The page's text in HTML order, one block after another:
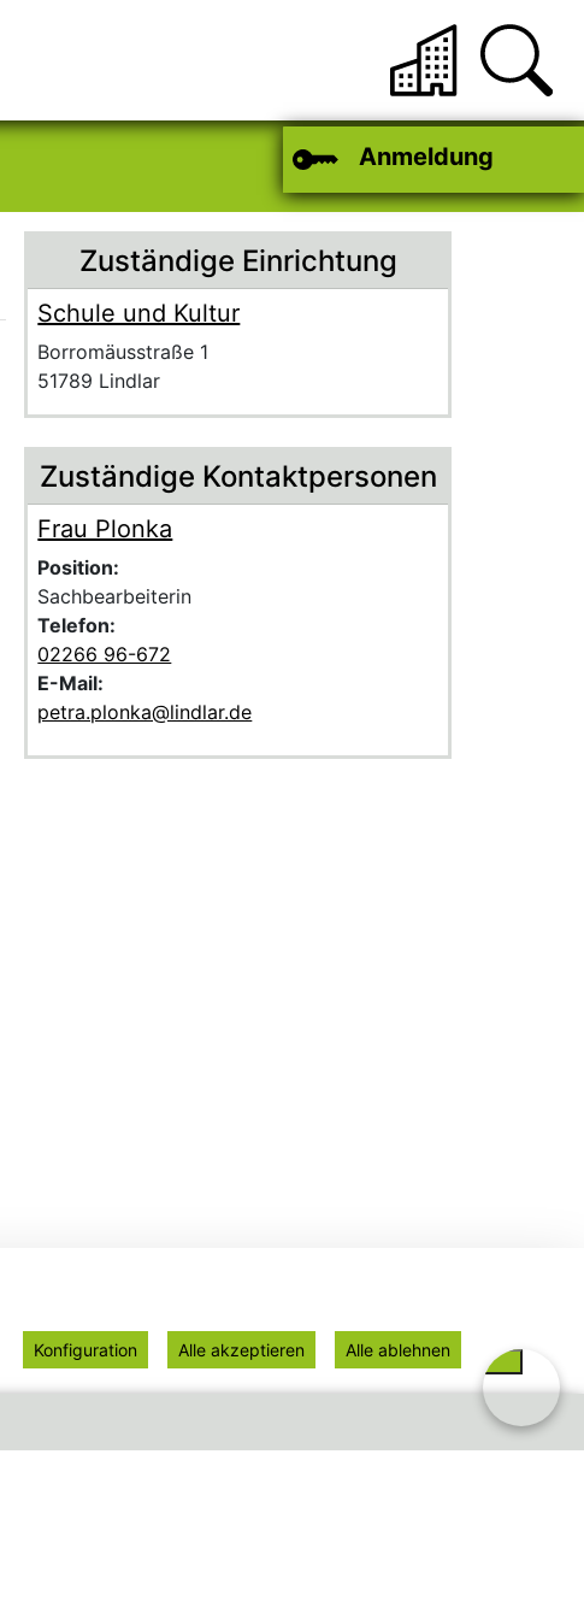
Anmeldung
Zuständige Einrichtung
Name der Einrichtung
Schule und Kultur
Anschrift der Einrichtung
Strasse und Hausnummer
Borromäusstraße 1
PLZ und Ort
51789 Lindlar
Zuständige Kontaktpersonen
Beschreibung der zuständigen KontaktpersonFrau Plonka
Voller Name:
Frau Plonka
Position:
Sachbearbeiterin
Telefon:
02266 96-672
E-Mail:
petra.plonka@lindlar.de
Konfiguration Alle akzeptieren Alle ablehnen